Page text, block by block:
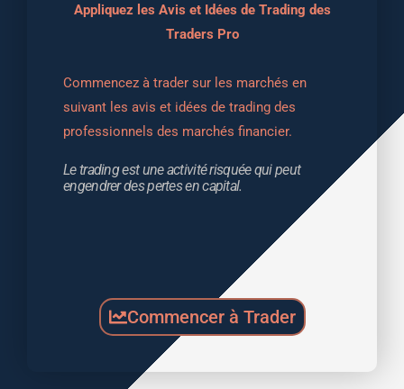
Appliquez les Avis et Idées de Trading des
Traders Pro
Commencez à trader sur les marchés en
suivant les avis et idées de trading des
professionnels des marchés financier.
Le trading est une activité risquée qui peut
engendrer des pertes en capital.
Commencer à Trader